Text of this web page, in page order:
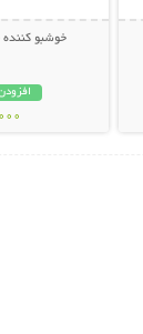
خوشبو کننده